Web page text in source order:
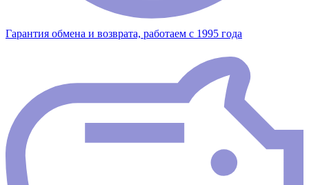
Гарантия обмена и возврата, работаем с 1995 года